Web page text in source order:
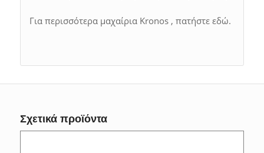
Για περισσότερα μαχαίρια Kronos , πατήστε εδώ.
Σχετικά προϊόντα